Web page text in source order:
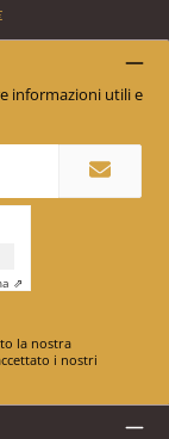
informazioni utili e
⇗